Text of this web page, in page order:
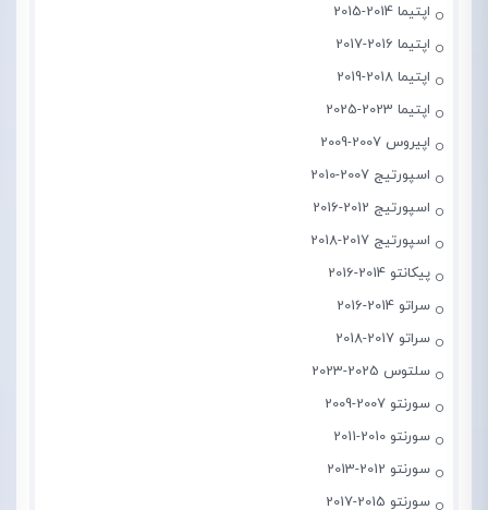
اپتیما 2014-2015
اپتیما 2016-2017
اپتیما 2018-2019
اپتیما 2023-2025
اپیروس 2007-2009
اسپورتیج 2007-2010
اسپورتیج 2012-2016
اسپورتیج 2017-2018
پیکانتو 2014-2016
سراتو 2014-2016
سراتو 2017-2018
سلتوس 2025-2023
سورنتو 2007-2009
سورنتو 2010-2011
سورنتو 2012-2013
سورنتو 2015-2017